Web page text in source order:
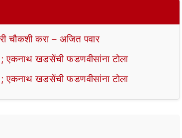
चौकशी करा – अजित पवार
एकनाथ खडसेंची फडणवीसांना टोला
एकनाथ खडसेंची फडणवीसांना टोला